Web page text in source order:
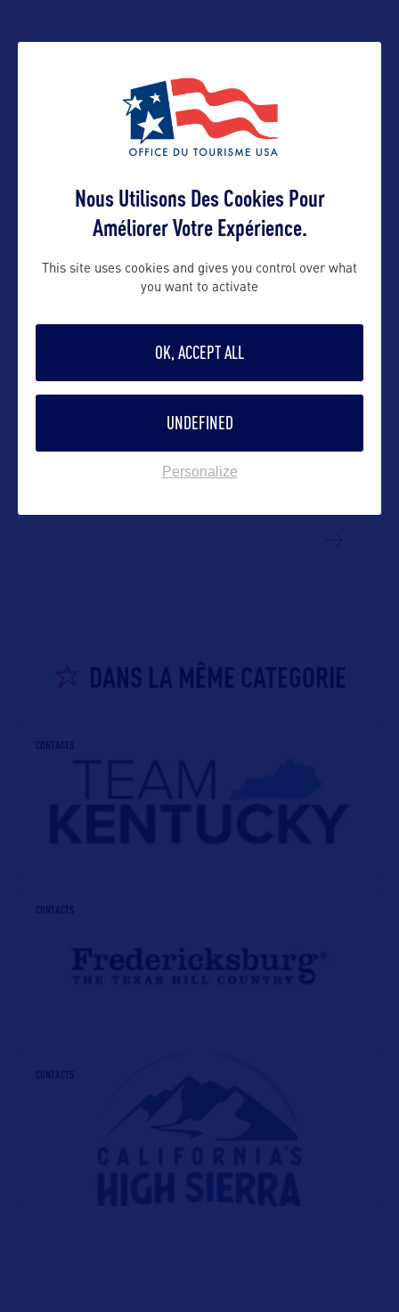
Contact grand public
juraj@visitlaketahoe.com
Suivre
DANS LA MÊME CATEGORIE
CONTACTS
CONTACTS
CONTACTS
Nous Utilisons Des Cookies Pour
Améliorer Votre Expérience.
This site uses cookies and gives you control over what
you want to activate
OK, ACCEPT ALL
UNDEFINED
Personalize